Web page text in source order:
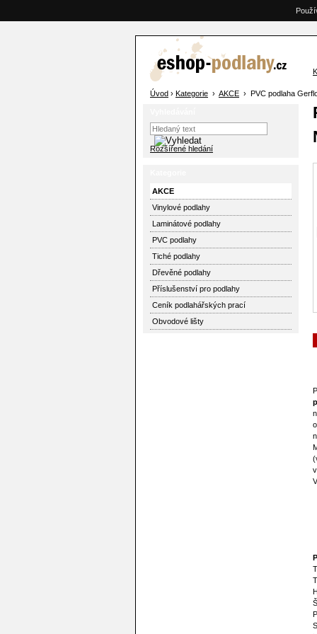
Úvod › Kategorie › AKCE › PVC podlaha
Rozšířené hledání
AKCE
Vinylové podlahy
Laminátové podlahy
PVC podlahy
Tiché podlahy
Dřevěné podlahy
Příslušenství pro podlahy
Ceník podlahářských prací
Obvodové lišty